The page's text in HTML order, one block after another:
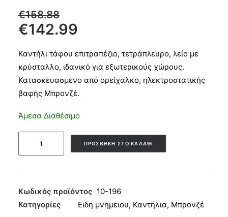
€158.88
€142.99
Καντήλι τάφου επιτραπέζιο, τετράπλευρο, λείο με
κρύσταλλο, ιδανικό για εξωτερικούς χώρους.
Κατασκευασμένο από ορείχαλκο, ηλεκτροστατικής
βαφής Μπρονζέ.
Άμεσα Διαθέσιμο
Κρύστ.
Μπρονζέ
ΠΡΟΣΘΉΚΗ ΣΤΟ ΚΑΛΆΘΙ
Κωδικός προϊόντος 10-196
Κατηγορίες
Ειδη μνημειου, Καντήλια, Μπρονζέ